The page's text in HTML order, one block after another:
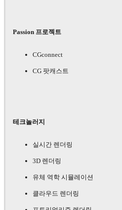
Passion 프로젝트
CGconnect
CG 팟캐스트
테크놀러지
실시간 렌더링
3D 렌더링
유체 역학 시뮬레이션
클라우드 렌더링